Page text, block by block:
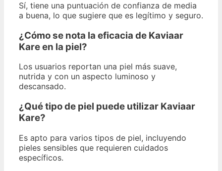
Sí, tiene una puntuación de confianza de media
a buena, lo que sugiere que es legítimo y seguro.
¿Cómo se nota la eficacia de Kaviaar
Kare en la piel?
Los usuarios reportan una piel más suave,
nutrida y con un aspecto luminoso y
descansado.
¿Qué tipo de piel puede utilizar Kaviaar
Kare?
Es apto para varios tipos de piel, incluyendo
pieles sensibles que requieren cuidados
específicos.